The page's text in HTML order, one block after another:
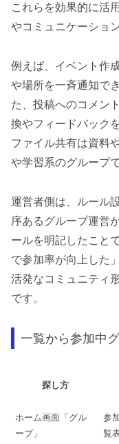
これらを効果的に活
やコミュニケーショ
例えば、イベント作
や場所を一斉通知で
た、投稿へのコメン
換やフィードバック
ファイル共有は資料
や学習系のグループ
運営者側は、ルール
序あるグループ運営
ールを明記したこと
で参加率が向上した
活発なコミュニティ
です。
一覧から参加中
探し方
ホーム画面「グル
ープ」
参
覧